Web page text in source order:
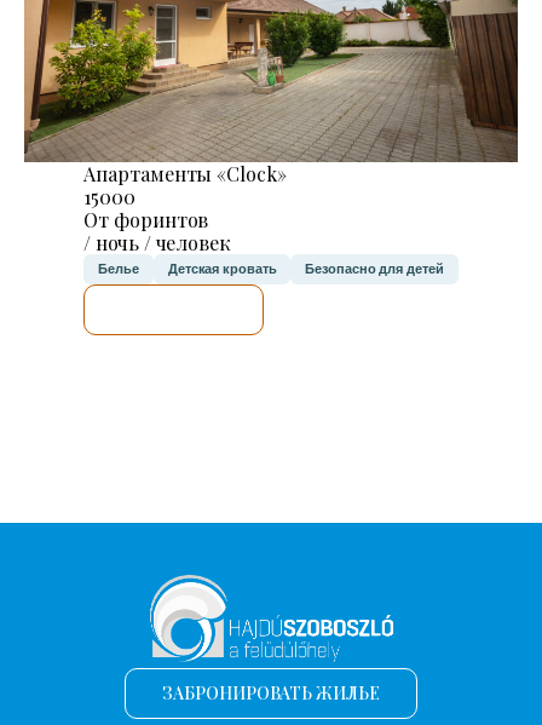
Апартаменты «Clock»
15000
От форинтов
/ ночь / человек
Белье Детская кровать Безопасно для детей
ЗАБРОНИРОВАТЬ ЖИЛЬЕ